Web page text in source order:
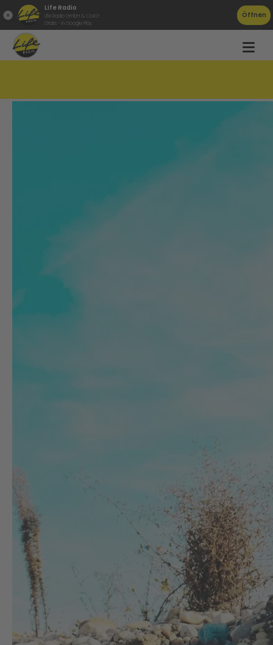
Life Radio
Life Radio GmbH & Co.KG
Gratis - in Google Play
Öffnen